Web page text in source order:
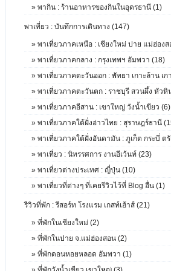
» พากิน : ร้านอาหารของกินในอุดรธานี (1)
พาเที่ยว : บันทึกการเดินทาง (147)
» พาเที่ยวภาคเหนือ : เชียงใหม่ ปาย แม่ฮ่อง
» พาเที่ยวภาคกลาง : กรุงเทพฯ อัมพวา (18)
» พาเที่ยวภาคตะวันออก : พัทยา เกาะล้าน เก
» พาเที่ยวภาคตะวันตก : ราชบุรี สวนผึ้ง หัวหิ
» พาเที่ยวภาคอีสาน : เขาใหญ่ วังน้ำเขียว (6)
» พาเที่ยวภาคใต้ฝั่งอ่าวไทย : สุราษฎร์ธานี
» พาเที่ยวภาคใต้ฝั่งอันดามัน : ภูเก็ต กระบี่ ต
» พาเที่ยว : นิทรรศการ งานอีเว้นท์ (23)
» พาเที่ยวต่างประเทศ : ญี่ปุ่น (10)
» พาเที่ยวที่ต่างๆ ที่เคยรีวิวไว้ที่ Blog อื่น (1)
รีวิวที่พัก : รีสอร์ท โรงแรม เกสท์เฮ้าส์ (21)
» ที่พักในเชียงใหม่ (2)
» ที่พักในปาย จ.แม่ฮ่องสอน (2)
» ที่พักดอนหอยหลอด อัมพวา (1)